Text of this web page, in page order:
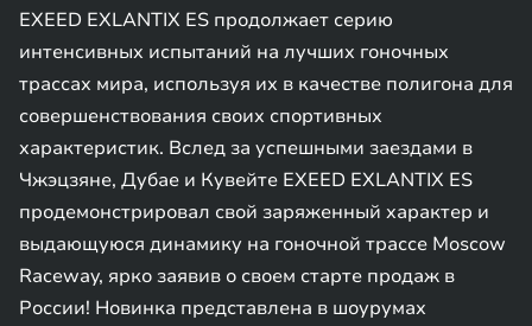
EXEED EXLANTIX ES продолжает серию
интенсивных испытаний на лучших гоночных
трассах мира, используя их в качестве полигона для
совершенствования своих спортивных
характеристик. Вслед за успешными заездами в
Чжэцзяне, Дубае и Кувейте EXEED EXLANTIX ES
продемонстрировал свой заряженный характер и
выдающуюся динамику на гоночной трассе Moscow
Raceway, ярко заявив о своем старте продаж в
России! Новинка представлена в шоурумах